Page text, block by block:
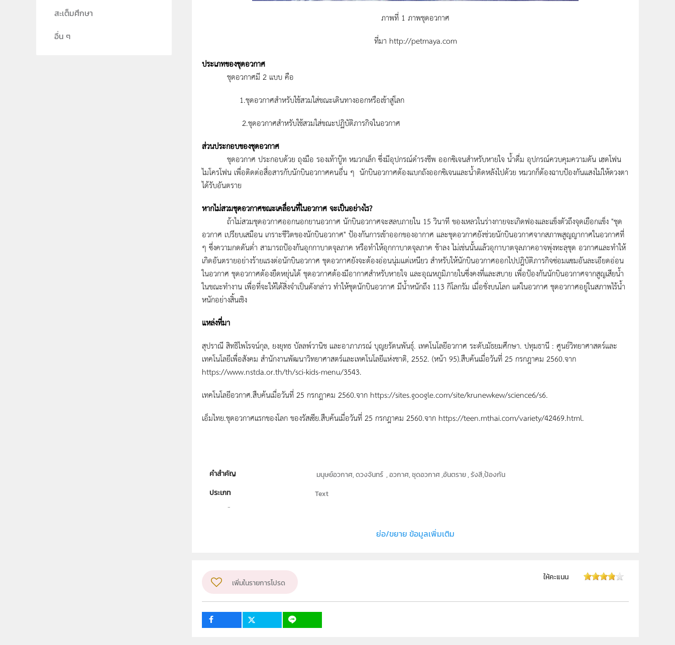
ภาพที่ 1 ภาพชุดอวกาศ
ที่มา http://petmaya.com
ประเภทของชุดอวกาศ
ชุดอวกาศมี 2 แบบ คือ
1.ชุดอวกาศสำหรับใช้สวมใส่ขณะเดินทางออกหรือเข้าสู่โลก
2.ชุดอวกาศสำหรับใช้สวมใส่ขณะปฏิบัติภารกิจในอวกาศ
ส่วนประกอบของชุดอวกาศ
ชุดอวกาศ ประกอบด้วย ถุงมือ รองเท้าบู๊ท หมวกเล็ก ซึ่งมีอุปกรณ์ดำรงชีพ ออกซิเจนสำหรับหายใจ น้ำดื่ม อุปกรณ์ควบคุมความดัน เฮดโฟน
ไมโครโฟน เพื่อติดต่อสื่อสารกับนักบินอวกาศคนอื่น ๆ นักบินอวกาศต้องแบกถังออกซิเจนและน้ำติดหลังไปด้วย หมวกก็ต้องฉาบป้องกันแสงไม่ให้ดวงตา
ได้รับอันตราย
หากไม่สวมชุดอวกาศขณะเคลื่อนที่ในอวกาศ จะเป็นอย่างไร?
ถ้าไม่สวมชุดอวกาศออกนอกยานอวกาศ นักบินอวกาศจะสลบภายใน 15 วินาที ของเหลวในร่างกายจะเกิดฟองและแข็งตัวถึงจุดเยือกแข็ง "ชุด
อวกาศ เปรียบเสมือน เกราะชีวิตของนักบินอวกาศ" ป้องกันการเข้าออกของอากาศ และชุดอวกาศยังช่วยนักบินอวกาศจากสภาพสูญญากาศในอวกาศที่
ๆ ซึ่งความกดดันต่ำ สามารถป้องกันอุกกาบาตจุลภาค หรือทำให้อุกกาบาตจุลภาค ช้าลง ไม่เช่นนั้นแล้วอุกาบาตจุลภาคอาจพุ่งทะลุชุด อวกาศและทำให้
เกิดอันตรายอย่างร้ายแรงต่อนักบินอวกาศ ชุดอวกาศยังจะต้องอ่อนนุ่มแต่เหนียว สำหรับให้นักบินอวกาศออกไปปฎิบัติภารกิจซ่อมแซมอันละเอียดอ่อน
ในอวกาศ ชุดอวกาศต้องยืดหยุ่นได้ ชุดอวกาศต้องมีอากาศสำหรับหายใจ และอุณหภูมิภายในซึ่งคงที่และสบาย เพื่อป้องกันนักบินอวกาศจากสูญเสียน้ำ
ในขณะทำงาน เพื่อที่จะให้ได้สิ่งจำเป็นดังกล่าว ทำให้ชุดนักบินอวกาศ มีน้ำหนักถึง 113 กิโลกรัม เมื่อชั่งบนโลก แต่ในอวกาศ ชุดอวกาศอยู่ในสภาพไร้น้ำ
หนักอย่างสิ้นเชิง
แหล่งที่มา
สุปราณี สิทธิไพโรจน์กุล, ยงยุทธ บัลลพ์วานิช และอาภาภรณ์ บุญยรัตนพันธุ์. เทคโนโลยีอวกาศ ระดับมัธยมศึกษา. ปทุมธานี : ศูนย์วิทยาศาสตร์และ
เทคโนโลยีเพื่อสังคม สำนักงานพัฒนาวิทยาศาสตร์และเทคโนโลยีแห่งชาติ, 2552. (หน้า 95).สืบค้นเมื่อวันที่ 25 กรกฎาคม 2560.จาก
https://www.nstda.or.th/th/sci-kids-menu/3543.
เทคโนโลยีอวกาศ.สืบค้นเมื่อวันที่ 25 กรกฎาคม 2560.จาก https://sites.google.com/site/krunewkew/science6/s6.
เอ็มไทย.ชุดอวกาศแรกของโลก ของรัสเซีย.สืบค้นเมื่อวันที่ 25 กรกฎาคม 2560.จาก https://teen.mthai.com/variety/42469.html.
คำสำคัญ
มนุษย์อวกาศ, ดวงจันทร์ , อวกาศ, ชุดอวกาศ ,อันตราย , รังสี,ป้องกัน
ประเภท
Text
ย่อ/ขยาย ข้อมูลเพิ่มเติม
เพิ่มในรายการโปรด
ให้คะแนน
สะเต็มศึกษา
อื่น ๆ